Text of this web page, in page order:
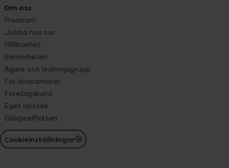
Om oss
Pressrum
Jobba hos oss
Hållbarhet
Samarbeten
Ägare och ledningsgrupp
För leverantörer
Företagskund
Eget apotek
Glädjeeffekten
Cookieinställningar